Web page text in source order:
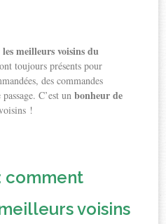
les meilleurs voisins du
toujours présents pour
des commandes
C’est unbonheur de
!
comment
voisins